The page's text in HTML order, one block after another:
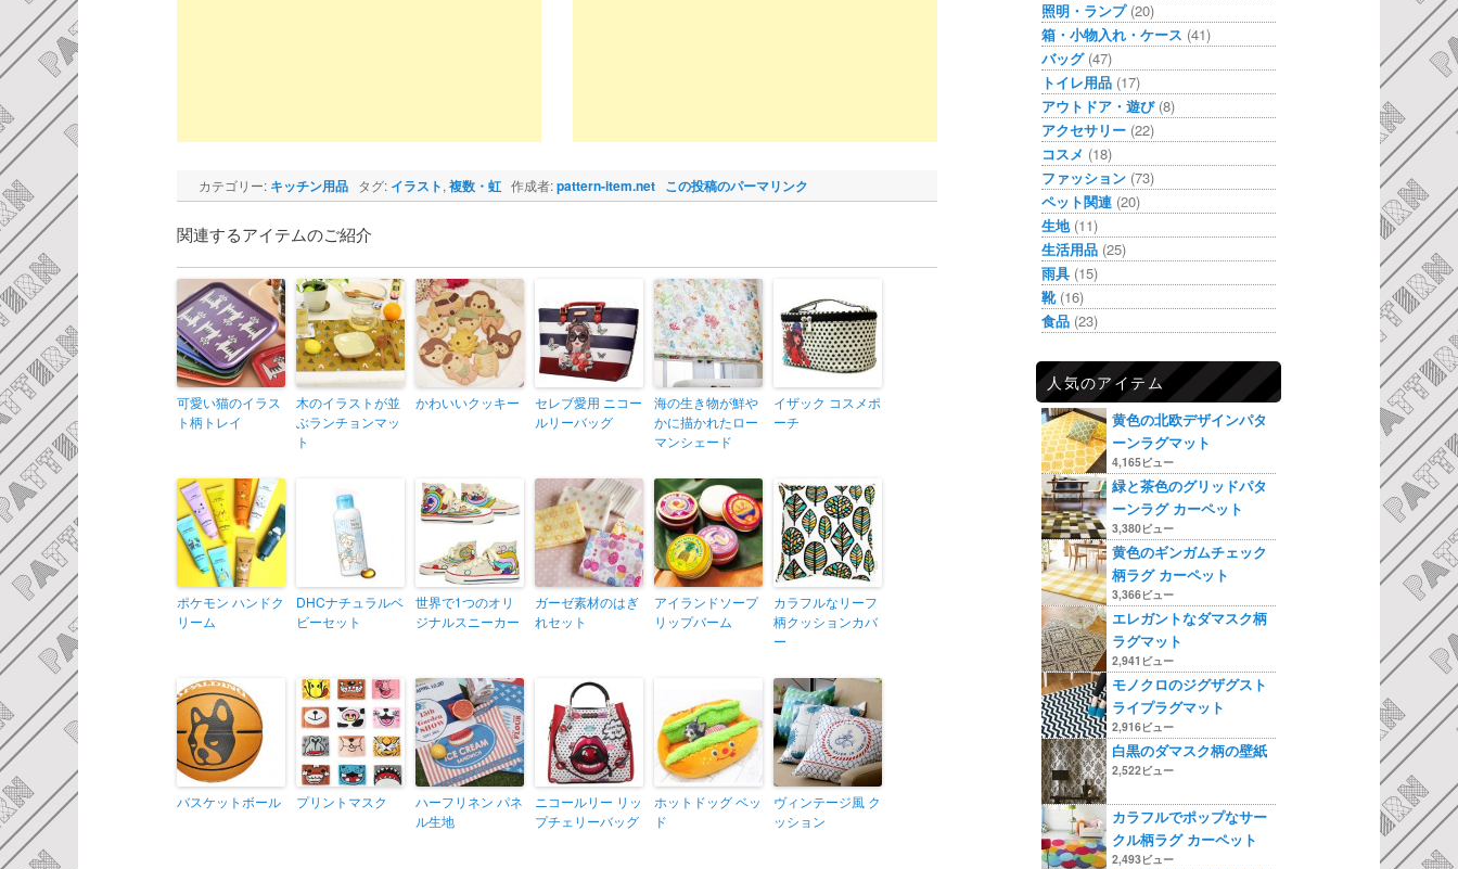
カテゴリー: キッチン用品 タグ: イラスト,複数・虹 作成者:pattern-item.net この投稿のパーマリンク
関連するアイテムのご紹介
可愛い猫のイラス
ト柄トレイ
木のイラストが並
ぶランチョンマッ
ト
かわいいクッキー
セレブ愛用 ニコー
ルリーバッグ
海の生き物が鮮や
かに描かれたロー
マンシェード
イザック コスメポ
ーチ
ポケモン ハンドク
リーム
DHCナチュラルベ
ビーセット
世界で1つのオリ
ジナルスニーカー
ガーゼ素材のはぎ
れセット
アイランドソープ
リップバーム
カラフルなリーフ
柄クッションカバ
ー
バスケットボール プリントマスク
ハーフリネン パネ
ル生地
ニコールリー リッ
プチェリーバッグ
ホットドッグ ベッ
ド
ヴィンテージ風 ク
ッション
照明・ランプ(20)
箱・小物入れ・ケース (41)
バッグ(47)
トイレ用品 (17)
アウトドア・遊び(8)
アクセサリー (22)
コスメ (18)
ファッション (73)
ペット関連 (20)
生地(11)
生活用品 (25)
雨具 (15)
靴(16)
食品 (23)
人気のアイテム
黄色の北欧デザインパタ
ーンラグマット
4,165ビュー
緑と茶色のグリッドパタ
ーンラグ カーペット
3,380ビュー
黄色のギンガムチェック
柄ラグ カーペット
3,366ビュー
エレガントなダマスク柄
ラグマット
2,941ビュー
モノクロのジグザグスト
ライプラグマット
2,916ビュー
白黒のダマスク柄の壁紙
2,522ビュー
カラフルでポップなサー
クル柄ラグ カーペット
2,493ビュー